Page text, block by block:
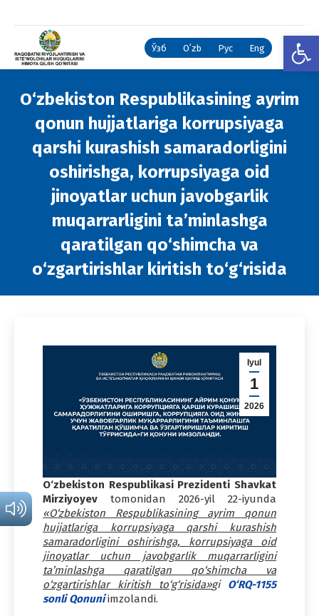
Ўзб Oʻzb Рус Eng
O‘zbekiston Respublikasining ayrim
qonun hujjatlariga korrupsiyaga
qarshi kurashish samaradorligini
oshirishga, korrupsiyaga oid
jinoyatlar uchun javobgarlik
muqarrarligini ta’minlashga
qaratilgan qo‘shimcha va
o‘zgartirishlar kiritish to‘g‘risida
Iyul
1
2026
O‘zbekiston Respublikasi Prezidenti Shavkat
Mirziyoyev tomonidan 2026-yil 22-iyunda
«O‘zbekiston Respublikasining ayrim qonun
hujjatlariga korrupsiyaga qarshi kurashish
samaradorligini oshirishga, korrupsiyaga oid
jinoyatlar uchun javobgarlik muqarrarligini
ta’minlashga qaratilgan qo‘shimcha va
o‘zgartirishlar kiritish to‘g‘risida»gi O‘RQ-1155
sonli Qonuniimzolandi.